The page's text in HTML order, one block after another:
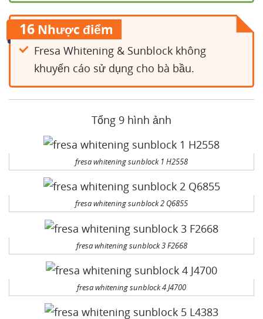
16 Nhược điểm
Fresa Whitening & Sunblock không
khuyến cáo sử dụng cho bà bầu.
Tổng 9 hình ảnh
fresa whitening sunblock 1 H2558
fresa whitening sunblock 2 Q6855
fresa whitening sunblock 3 F2668
fresa whitening sunblock 4 J4700